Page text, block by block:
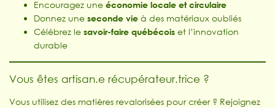
Encouragez uneéconomie locale et circulaire
Donnez uneseconde vie à des matériaux oubliés
Célébrez lesavoir-faire québécois et l’innovation
durable
Vous êtes artisan.e récupérateur.trice ?
Vous utilisez des matières revalorisées pour créer ? Rejoignez